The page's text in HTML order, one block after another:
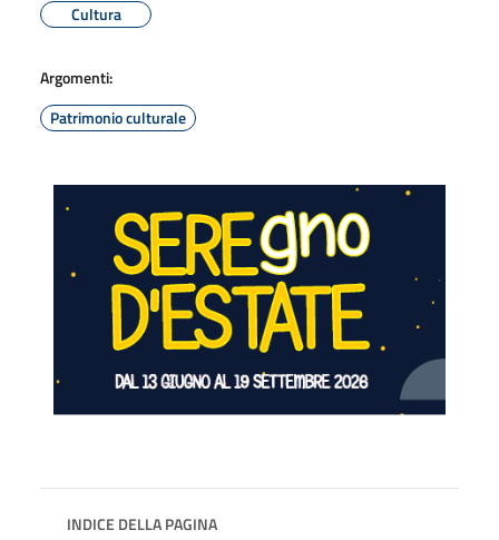
Cultura
Argomenti:
Patrimonio culturale
INDICE DELLA PAGINA